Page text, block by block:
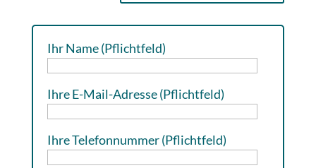
Ihr Name (Pflichtfeld)
Ihre E-Mail-Adresse (Pflichtfeld)
Ihre Telefonnummer (Pflichtfeld)